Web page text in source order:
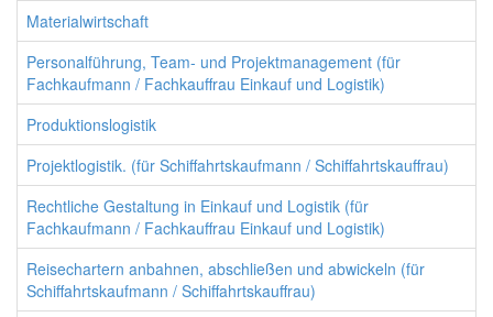
Materialwirtschaft
Personalführung, Team- und Projektmanagement (für
Fachkaufmann / Fachkauffrau Einkauf und Logistik)
Produktionslogistik
Projektlogistik. (für Schiffahrtskaufmann / Schiffahrtskauffrau)
Rechtliche Gestaltung in Einkauf und Logistik (für
Fachkaufmann / Fachkauffrau Einkauf und Logistik)
Reisechartern anbahnen, abschließen und abwickeln (für
Schiffahrtskaufmann / Schiffahrtskauffrau)